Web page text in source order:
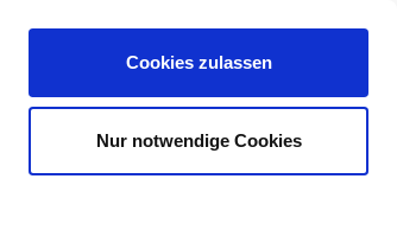
Cookies zulassen
Nur notwendige Cookies
Contact